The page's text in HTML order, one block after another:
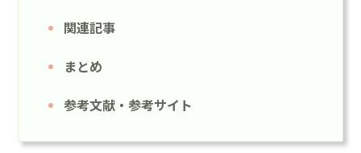
関連記事
まとめ
参考文献・参考サイト